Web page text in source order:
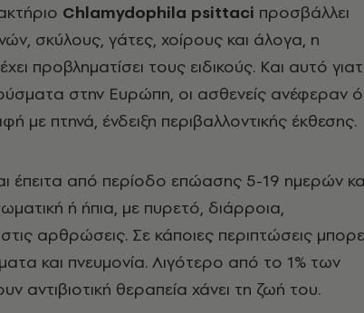
Chlamydophila psittaci προσβάλλει
σκύλους, γάτες, χοίρους και άλογα, η
προβληματίσει τους ειδικούς. Και αυτό
στην Ευρώπη, οι ασθενείς ανέφεραν
με πτηνά, ένδειξη περιβαλλοντικής έκθεσης.
έπειτα από περίοδο επώασης 5-19 ημερών
ή ήπια, με πυρετό, διάρροια,
αρθρώσεις. Σε κάποιες περιπτώσεις
και πνευμονία. Λιγότερο από το 1% των
αντιβιοτική θεραπεία χάνει τη ζωή του.